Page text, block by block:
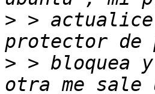
> >
> > bloquea